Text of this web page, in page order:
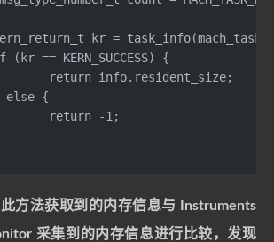
kr =
(kr == KERN_SUCCESS) {
		return info.resident_size;
else {
		return -1;
方法获取到的内存信息与 Instruments
采集到的内存信息进行比较，发现